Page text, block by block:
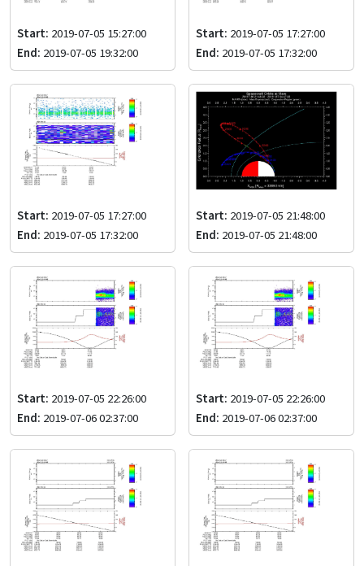
Start: 2019-07-05 15:27:00
End: 2019-07-05 19:32:00
Start: 2019-07-05 17:27:00
End: 2019-07-05 17:32:00
Start: 2019-07-05 17:27:00
End: 2019-07-05 17:32:00
Start: 2019-07-05 21:48:00
End: 2019-07-05 21:48:00
Start: 2019-07-05 22:26:00
End: 2019-07-06 02:37:00
Start: 2019-07-05 22:26:00
End: 2019-07-06 02:37:00